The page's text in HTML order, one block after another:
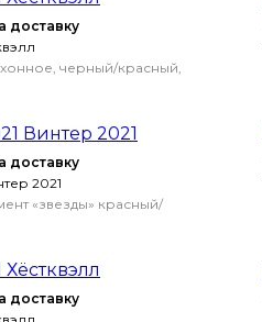
доставку
черный/красный,
доставку
2021
«звезды» красный/
доставку